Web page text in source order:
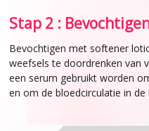
Stap 2 :
Bevochtigen met softener
weefsels te doordrenken van
een serum gebruikt worden
en om de bloedcirculatie in